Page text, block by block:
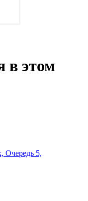
в этом
Очередь 5,